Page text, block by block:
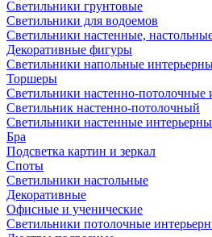
Светильники грунтовые
Светильники для водоемов
Светильники настенные,
Декоративные фигуры
Светильники напольные
Торшеры
Светильники настенно-потолочные
Светильник настенно-потолочный
Светильники настенные
Бра
Подсветка картин и зеркал
Споты
Светильники настольные
Декоративные
Офисные и ученические
Светильники потолочные